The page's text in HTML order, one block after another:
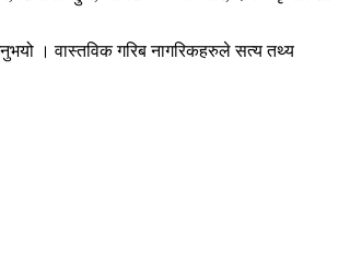
। वास्तविक गरिब नागरिकहरुले सत्य तथ्य